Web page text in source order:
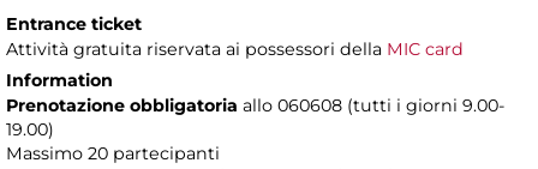
Entrance ticket
Attività gratuita riservata ai possessori della MIC card
Information
Prenotazione obbligatoria allo 060608 (tutti i giorni 9.00-
19.00)
Massimo 20 partecipanti